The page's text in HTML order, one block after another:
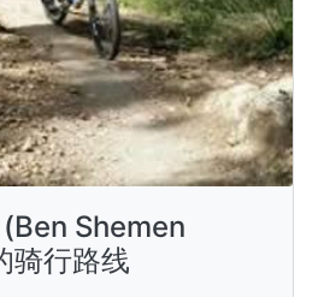
Shemen
骑行路线